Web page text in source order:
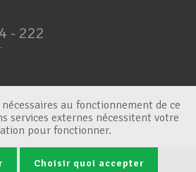
- 222
au fonctionnement de ce
services externes nécessitent votre
pour fonctionner.
Choisir quoi accepter